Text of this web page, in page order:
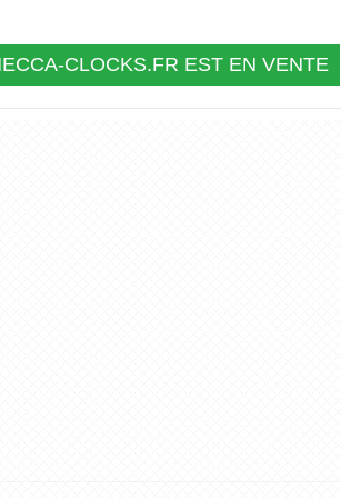
CLOCKS.FR EST EN VENTE